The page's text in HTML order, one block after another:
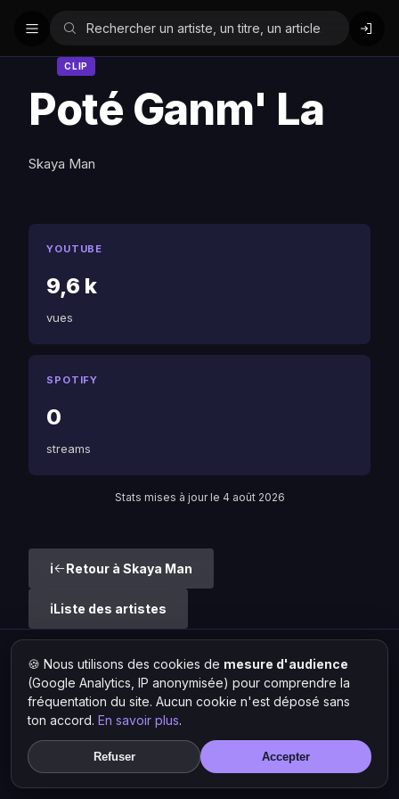
CLIP
Poté Ganm' La
Skaya Man
YOUTUBE
9,6 k
vues
SPOTIFY
0
streams
Stats mises à jour le 4 août 2026
Retour à Skaya Man
Liste des artistes
Hit Lokal·L'actu rap & musique urbaine
© 2026 — Tous droits réservés ·Mentions légales·Gérer les
cookies
🍪 Nous utilisons des cookies de mesure d'audience
(Google Analytics, IP anonymisée) pour comprendre la
fréquentation du site. Aucun cookie n'est déposé sans
ton accord. En savoir plus.
Refuser Accepter